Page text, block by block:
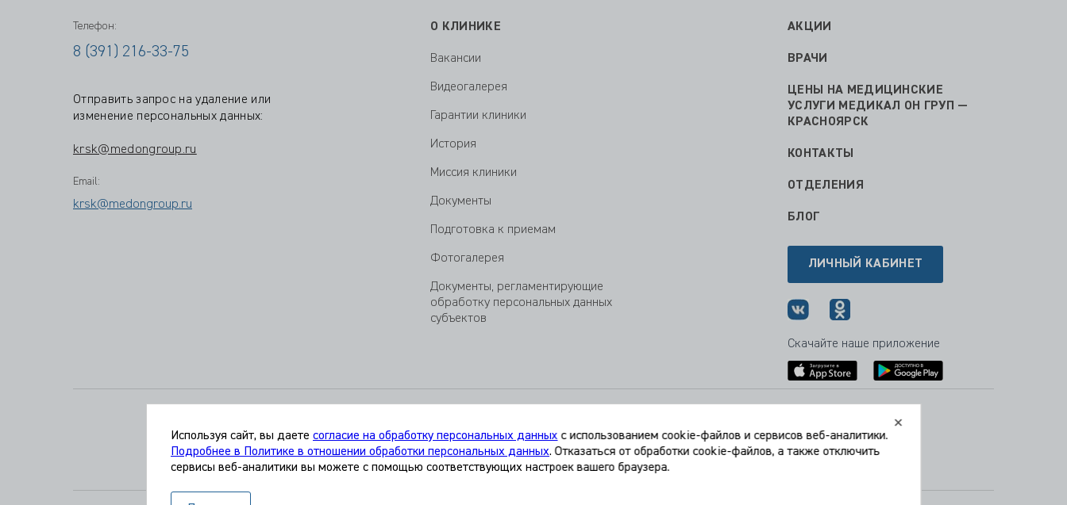
Телефон:
8 (391) 216-33-75
Отправить запрос на удаление или
изменение персональных данных:
krsk@medongroup.ru
Email:
krsk@medongroup.ru
О КЛИНИКЕ
Вакансии
Видеогалерея
Гарантии клиники
История
Миссия клиники
Документы
Подготовка к приемам
Фотогалерея
Документы, регламентирующие
обработку персональных данных
субъектов
АКЦИИ
ВРАЧИ
ЦЕНЫ НА МЕДИЦИНСКИЕ
УСЛУГИ МЕДИКАЛ ОН ГРУП —
КРАСНОЯРСК
КОНТАКТЫ
ОТДЕЛЕНИЯ
БЛОГ
ЛИЧНЫЙ КАБИНЕТ
Скачайте наше приложение
Пн-Пт08:00 — 21:00
Сб09:00 — 21:00
Используя сайт, вы даете согласие на обработку персональных данных с использованием cookie-файлов и сервисов веб-аналитики.
Подробнее в Политике в отношении обработки персональных данных. Отказаться от обработки cookie-файлов, а также отключить
сервисы веб-аналитики вы можете с помощью соответствующих настроек вашего браузера.